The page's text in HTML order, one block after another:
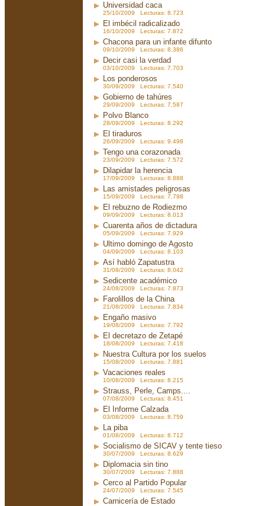
Universidad caca
25/10/2009 Lecturas: 8.723
El imbécil radicalizado
16/10/2009 Lecturas: 7.872
Chacona para un infante difunto
09/10/2009 Lecturas: 8.386
Decir casi la verdad
03/10/2009 Lecturas: 7.703
Los ponderosos
30/09/2009 Lecturas: 7.540
Gobierno de tahúres
29/09/2009 Lecturas: 7.587
Polvo Blanco
28/09/2009 Lecturas: 8.292
El tiraduros
26/09/2009 Lecturas: 9.498
Tengo una corazonada
23/09/2009 Lecturas: 7.572
Dilapidar la herencia
17/09/2009 Lecturas: 8.888
Las amistades peligrosas
15/09/2009 Lecturas: 7.798
El rebuzno de Rodiezmo
09/09/2009 Lecturas: 8.013
Cuarenta años de dictadura
05/09/2009 Lecturas: 7.929
Ultimo domingo de Agosto
04/09/2009 Lecturas: 8.103
Así habló Zapatustra
31/08/2009 Lecturas: 8.042
Sedicente académico
24/08/2009 Lecturas: 7.873
Farolillos de la China
21/08/2009 Lecturas: 7.834
Engaño masivo
19/08/2009 Lecturas: 7.792
El decretazo de Zetapé
18/08/2009 Lecturas: 7.418
Nuestra Cultura por los suelos
15/08/2009 Lecturas: 7.881
Vacaciones reales
10/08/2009 Lecturas: 8.215
Strauss, Perle, Camps....
07/08/2009 Lecturas: 8.451
El Informe Calzada
03/08/2009 Lecturas: 8.759
La piba
01/08/2009 Lecturas: 8.712
Socialismo de SICAV y tente tieso
30/07/2009 Lecturas: 8.629
Diplomacia sin tino
30/07/2009 Lecturas: 7.888
Cerco al Partido Popular
24/07/2009 Lecturas: 7.545
Carnicería de Estado